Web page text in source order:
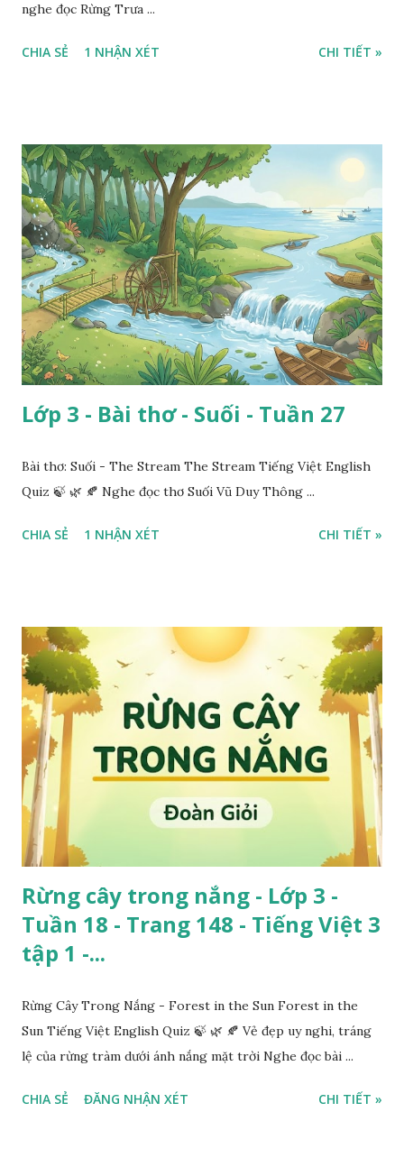
nghe đọc Rừng Trưa ...
CHIA SẺ 1 NHẬN XÉT CHI TIẾT »
Lớp 3 - Bài thơ - Suối - Tuần 27
Bài thơ: Suối - The Stream The Stream Tiếng Việt English
Quiz 🍃 🌿 🍂 Nghe đọc thơ Suối Vũ Duy Thông ...
CHIA SẺ 1 NHẬN XÉT CHI TIẾT »
Rừng cây trong nắng - Lớp 3 -
Tuần 18 - Trang 148 - Tiếng Việt 3
tập 1 -...
Rừng Cây Trong Nắng - Forest in the Sun Forest in the
Sun Tiếng Việt English Quiz 🍃 🌿 🍂 Vẻ đẹp uy nghi, tráng
lệ của rừng tràm dưới ánh nắng mặt trời Nghe đọc bài ...
CHIA SẺ ĐĂNG NHẬN XÉT CHI TIẾT »